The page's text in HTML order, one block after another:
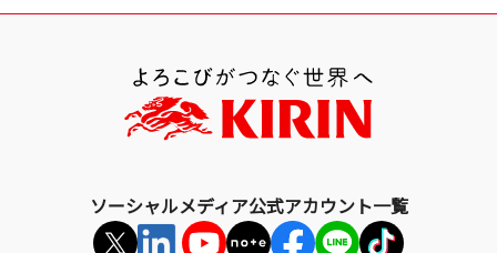
ソーシャルメディア公式アカウント一覧